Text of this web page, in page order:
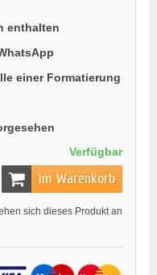
enthalten
einer Formatierung
Verfügbar
im Warenkorb
sich dieses Produkt an